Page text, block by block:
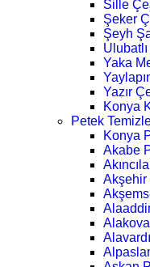
Sille
Şeker
Şeyh
Yaka
Yazır
Konya
Petek
Konya
Akabe
Akşehir